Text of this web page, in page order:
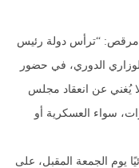
مرقص: “ترأس دولة رئيس
الدوري، في حضور
يُغني عن انعقاد مجلس
سواء العسكرية أو
يوم الجمعة المقبل، على